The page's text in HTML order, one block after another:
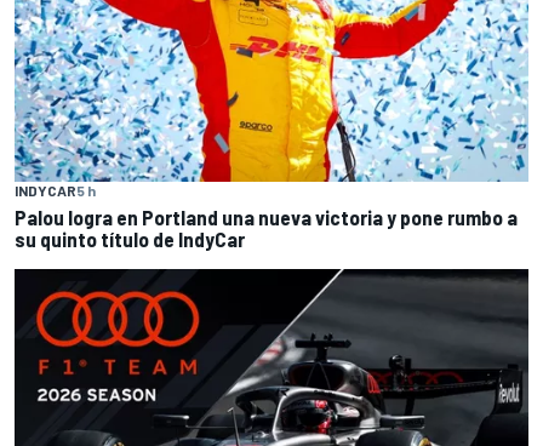
INDYCAR5 h
Palou logra en Portland una nueva victoria y pone rumbo a
su quinto título de IndyCar